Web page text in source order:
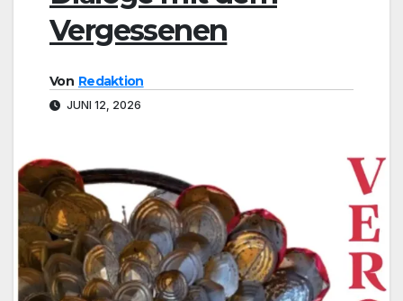
Vergessenen
Von Redaktion
JUNI 12, 2026